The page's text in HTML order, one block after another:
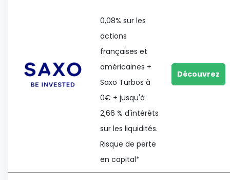
0,08% sur les
actions
françaises et
américaines +
Saxo Turbos à
0€ + jusqu'à
2,66 % d'intérêts
sur les liquidités.
Risque de perte
en capital*
Découvrez